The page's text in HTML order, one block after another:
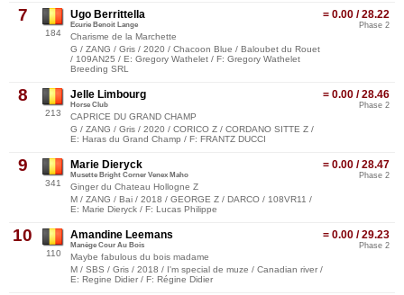
7
184
= 0.00 / 28.22
Phase 2
Ugo Berrittella
Ecurie Benoit Lange
Charisme de la Marchette
G / ZANG / Gris / 2020 / Chacoon Blue / Baloubet du Rouet
/ 109AN25 / E: Gregory Wathelet / F: Gregory Wathelet
Breeding SRL
8
213
= 0.00 / 28.46
Phase 2
Jelle Limbourg
Horse Club
CAPRICE DU GRAND CHAMP
G / ZANG / Gris / 2020 / CORICO Z / CORDANO SITTE Z /
E: Haras du Grand Champ / F: FRANTZ DUCCI
9
341
= 0.00 / 28.47
Phase 2
Marie Dieryck
Musette Bright Corner Venex Maho
Ginger du Chateau Hollogne Z
M / ZANG / Bai / 2018 / GEORGE Z / DARCO / 108VR11 /
E: Marie Dieryck / F: Lucas Philippe
10
110
= 0.00 / 29.23
Phase 2
Amandine Leemans
Manège Cour Au Bois
Maybe fabulous du bois madame
M / SBS / Gris / 2018 / I'm special de muze / Canadian river /
E: Regine Didier / F: Régine Didier